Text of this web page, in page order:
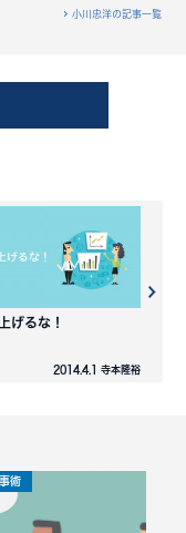
小川忠洋の記事一覧
げるな！
2014.4.1 寺本隆裕
術